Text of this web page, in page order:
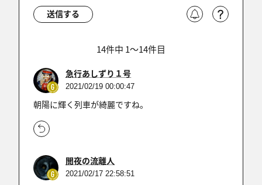
送信する
14件中 1〜14件目
急行あしずり１号
2021/02/19 00:00:47
朝陽に輝く列車が綺麗ですね。
闇夜の流離人
2021/02/17 22:58:51